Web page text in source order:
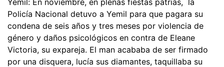
Policía Nacional detuvo a Yemil para que pagara su
condena de seis años y tres meses por violencia de
género y daños psicológicos en contra de Eleane
Victoria, su expareja. El man acababa de ser firmado
por una disquera, lucía sus diamantes, taquillaba su